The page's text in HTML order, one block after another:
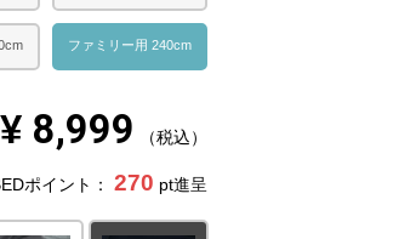
ファミリー用 240cm
¥ 8,999 税込
ポイント： 270 pt進呈